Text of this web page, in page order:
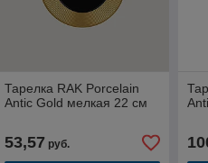
Тарелка RAK Porcelain
Antic Gold мелкая 22 см
53,57 руб.